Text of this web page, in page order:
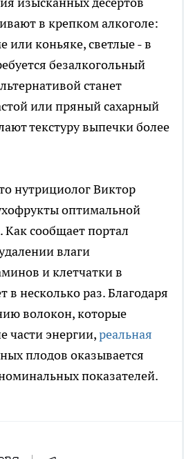
в крепком алкоголе:
или коньяке, светлые - в
безалкогольный
станет
или пряный сахарный
текстуру выпечки более
нутрициолог Виктор
оптимальной
Как сообщает портал
влаги
и клетчатки в
в несколько раз. Благодаря
волокон, которые
части энергии,реальная
плодов оказывается
показателей.